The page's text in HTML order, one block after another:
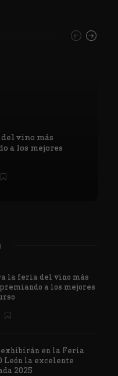
vino más
a los mejores
la feria del vino más
a los mejores
exhibirán en la Feria
León la excelente
2025